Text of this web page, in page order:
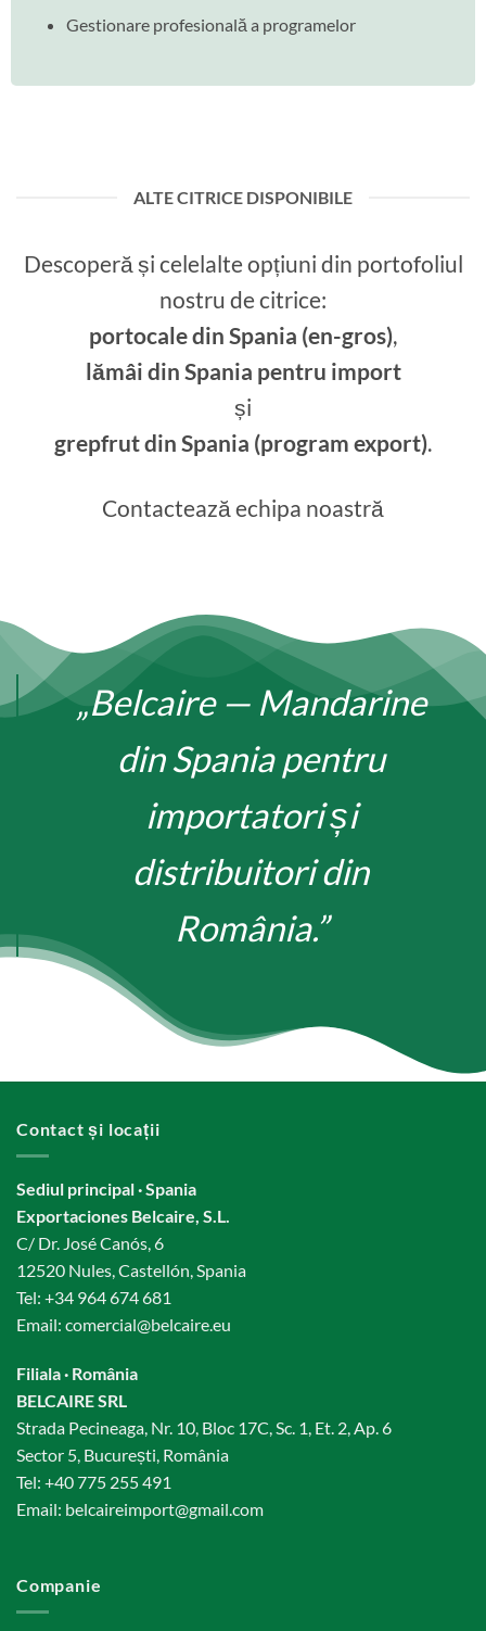
Gestionare profesională a programelor
ALTE CITRICE DISPONIBILE
Descoperă și celelalte opțiuni din portofoliul
nostru de citrice:
portocale din Spania (en-gros),
lămâi din Spania pentru import
și
grepfrut din Spania (program export).
Contactează echipa noastră
„Belcaire — Mandarine
din Spania pentru
importatori și
distribuitori din
România.”
Contact și locații
Sediul principal · Spania
Exportaciones Belcaire, S.L.
C/ Dr. José Canós, 6
12520 Nules, Castellón, Spania
Tel: +34 964 674 681
Email: comercial@belcaire.eu
Filiala · România
BELCAIRE SRL
Strada Pecineaga, Nr. 10, Bloc 17C, Sc. 1, Et. 2, Ap. 6
Sector 5, București, România
Tel: +40 775 255 491
Email: belcaireimport@gmail.com
Companie